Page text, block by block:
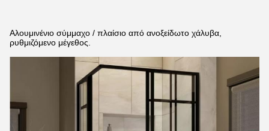
Αλουμινένιο σύμμαχο / πλαίσιο από ανοξείδωτο χάλυβα,
ρυθμιζόμενο μέγεθος.